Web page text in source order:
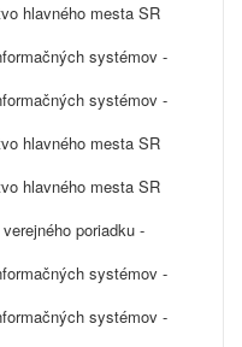
hlavného mesta SR
systémov -
systémov -
hlavného mesta SR
hlavného mesta SR
poriadku -
systémov -
systémov -